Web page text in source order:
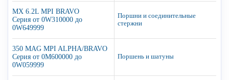
MX 6.2L MPI BRAVO
Серия от 0W310000 до
0W649999
Поршни и соединительные
стержни
350 MAG MPI ALPHA/BRAVO
Серия от 0M600000 до
0W059999
Поршень и шатуны